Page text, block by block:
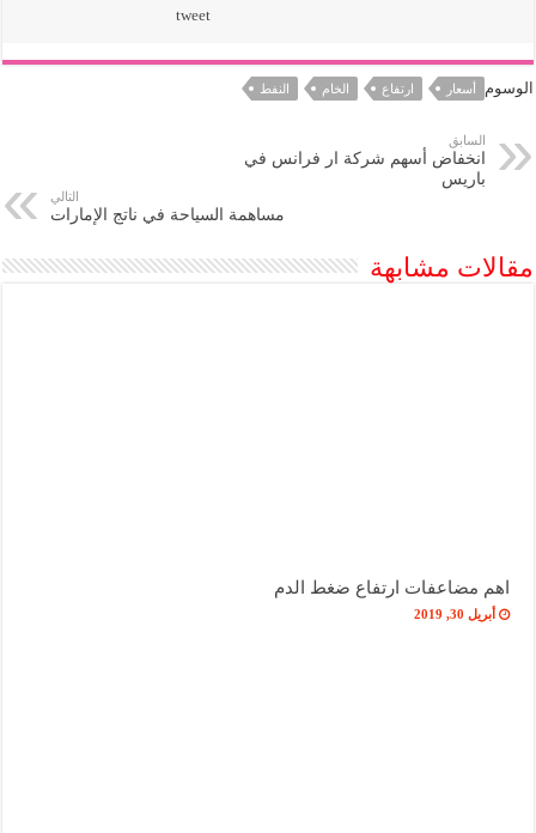
tweet
الوسوم أسعار ارتفاع الخام النفط
السابق
انخفاض أسهم شركة ار فرانس في
باريس
التالي
مساهمة السياحة في ناتج الإمارات
مقالات مشابهة
اهم مضاعفات ارتفاع ضغط الدم
أبريل 30, 2019